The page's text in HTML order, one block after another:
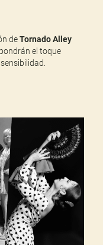
deTornado Alley
el toque